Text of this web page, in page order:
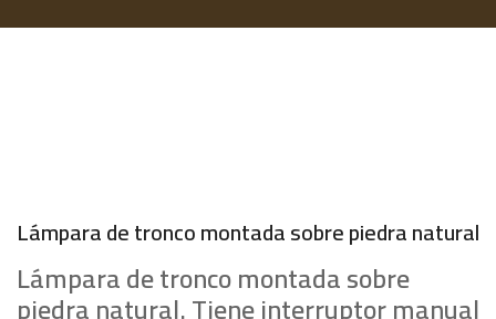
Lámpara de tronco montada sobre piedra natural
Lámpara de tronco montada sobre